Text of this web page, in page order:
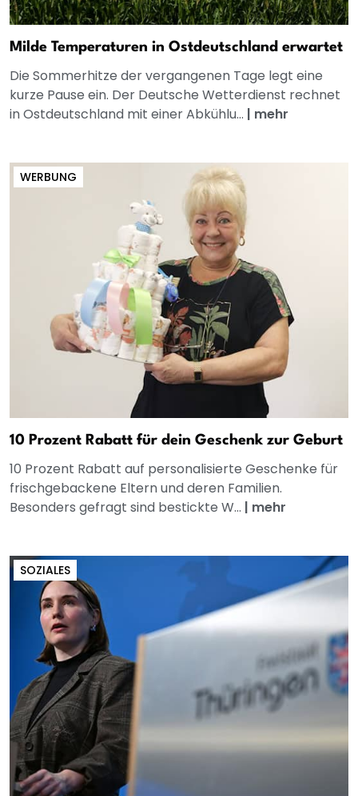
Milde Temperaturen in Ostdeutschland erwartet
Die Sommerhitze der vergangenen Tage legt eine
kurze Pause ein. Der Deutsche Wetterdienst rechnet
in Ostdeutschland mit einer Abkühlu... | mehr
WERBUNG
10 Prozent Rabatt für dein Geschenk zur Geburt
10 Prozent Rabatt auf personalisierte Geschenke für
frischgebackene Eltern und deren Familien.
Besonders gefragt sind bestickte W... | mehr
SOZIALES